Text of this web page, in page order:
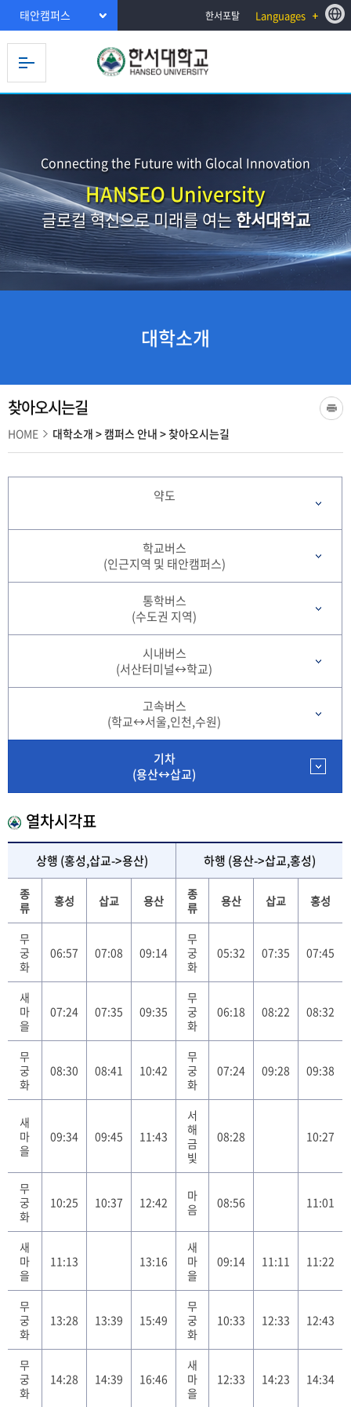
태안캠퍼스 한서포탈 Languages
Connecting the Future with Glocal Innovation
HANSEO University
글로컬 혁신으로 미래를 여는한서대학교
대학소개
찾아오시는길
HOME 대학소개 >캠퍼스 안내 > 찾아오시는길
약도
학교버스
(인근지역 및 태안캠퍼스)
통학버스
(수도권 지역)
시내버스
(서산터미널↔학교)
고속버스
(학교↔서울,인천,수원)
기차
(용산↔삽교)
열차시각표
상행 (홍성,삽교->용산) 하행 (용산->삽교,홍성)
종
류
홍성 삽교 용산
종
류
용산 삽교 홍성
무
궁
화
06:57 07:08 09:14
무
궁
화
05:32 07:35 07:45
새
마
을
07:24 07:35 09:35
무
궁
화
06:18 08:22 08:32
무
궁
화
08:30 08:41 10:42
무
궁
화
07:24 09:28 09:38
새
마
을
09:34 09:45 11:43
서
해
금
빛
08:28 10:27
무
궁
화
10:25 10:37 12:42
마
음
08:56 11:01
새
마
을
11:13 13:16
새
마
을
09:14 11:11 11:22
무
궁
화
13:28 13:39 15:49
무
궁
화
10:33 12:33 12:43
무
궁
화
14:28 14:39 16:46
새
마
을
12:33 14:23 14:34